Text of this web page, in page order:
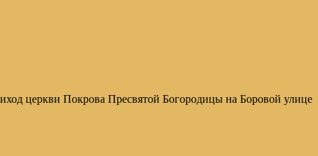
церкви Покрова Пресвятой Богородицы на Боровой улице